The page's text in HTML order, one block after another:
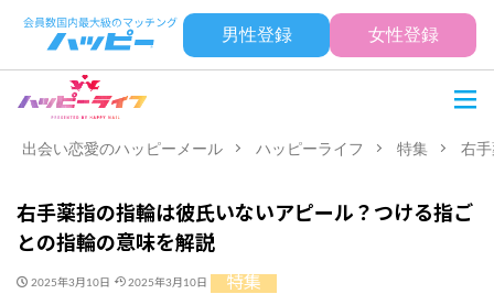
男性登録 女性登録
出会い恋愛のハッピーメール ハッピーライフ 特集 右
右手薬指の指輪は彼氏いないアピール？つける指ご
との指輪の意味を解説
2025年3月10日 2025年3月10日 特集